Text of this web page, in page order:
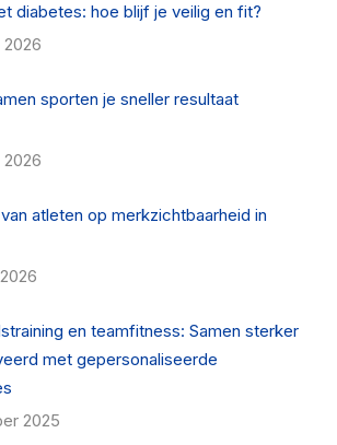
diabetes: hoe blijf je veilig en fit?
sporten je sneller resultaat
atleten op merkzichtbaarheid in
en teamfitness: Samen sterker
met gepersonaliseerde
2025